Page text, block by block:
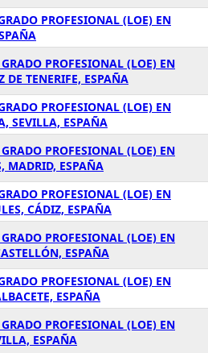
PROFESIONAL (LOE) EN
PROFESIONAL (LOE) EN
DE TENERIFE, ESPAÑA
PROFESIONAL (LOE) EN
SEVILLA, ESPAÑA
PROFESIONAL (LOE) EN
MADRID, ESPAÑA
PROFESIONAL (LOE) EN
CÁDIZ, ESPAÑA
PROFESIONAL (LOE) EN
ESPAÑA
PROFESIONAL (LOE) EN
ESPAÑA
PROFESIONAL (LOE) EN
ESPAÑA